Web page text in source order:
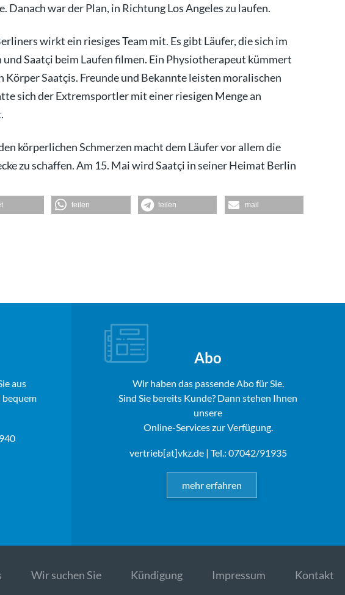
Danach war der Plan, in Richtung Los Angeles zu laufen.
wirkt ein riesiges Team mit. Es gibt Läufer, die sich im
Saatçi beim Laufen filmen. Ein Physiotherapeut kümmert
Körper Saatçis. Freunde und Bekannte leisten moralischen
sich der Extremsportler mit einer riesigen Menge an
körperlichen Schmerzen macht dem Läufer vor allem die
zu schaffen. Am 15. Mai wird Saatçi in seiner Heimat Berlin
teilen teilen mail
aus
Abo
Wir haben das passende Abo für Sie.
Sind Sie bereits Kunde? Dann stehen Ihnen
unsere
Online-Services zur Verfügung.
vertrieb[at]vkz.de| Tel.: 07042/91935
mehr erfahren
Wir suchen Sie Kündigung Impressum Kontakt